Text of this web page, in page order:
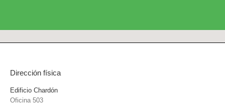
Dirección física
Edificio Chardón
Oficina 503